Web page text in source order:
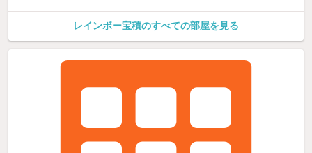
レインボー宝積のすべての部屋を見る